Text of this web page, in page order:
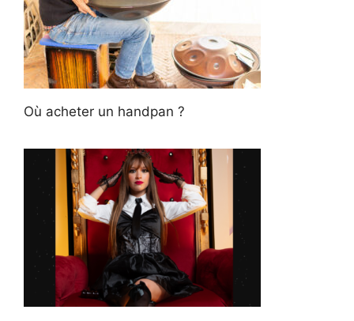
Où acheter un handpan ?